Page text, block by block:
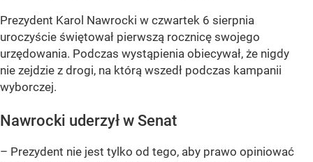
Prezydent Karol Nawrocki w czwartek 6 sierpnia
uroczyście świętował pierwszą rocznicę swojego
urzędowania. Podczas wystąpienia obiecywał, że nigdy
nie zejdzie z drogi, na którą wszedł podczas kampanii
wyborczej.
Nawrocki uderzył w Senat
– Prezydent nie jest tylko od tego, aby prawo opiniować